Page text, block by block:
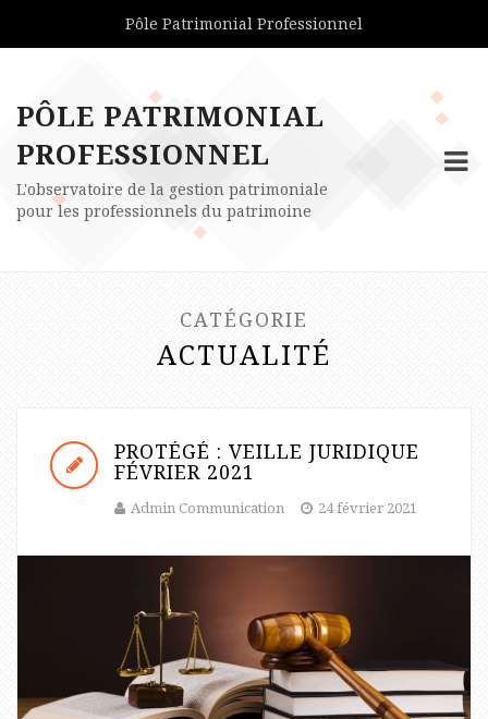
Pôle Patrimonial Professionnel
PÔLE PATRIMONIAL
PROFESSIONNEL
L'observatoire de la gestion patrimoniale
pour les professionnels du patrimoine
CATÉGORIE
ACTUALITÉ
PROTÉGÉ : VEILLE JURIDIQUE
FÉVRIER 2021
Admin Communication 24 février 2021